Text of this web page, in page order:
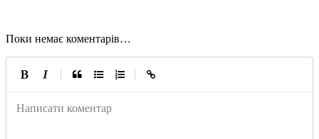
Поки немає коментарів…
Написати коментар